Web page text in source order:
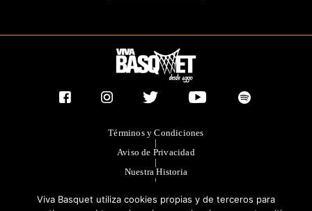
Términos y Condiciones
|
Aviso de Privacidad
|
Nuestra Historia
|
|
Viva Basquet utiliza cookies propias y de terceros para